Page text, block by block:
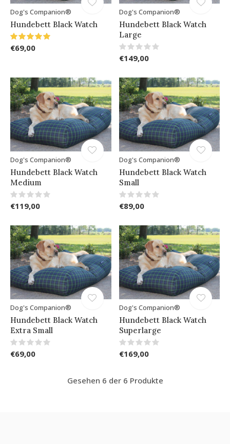
Dog's Companion®
Hundebett Black Watch
€69,00
Dog's Companion®
Hundebett Black Watch
Large
€149,00
Dog's Companion®
Hundebett Black Watch
Medium
€119,00
Dog's Companion®
Hundebett Black Watch
Small
€89,00
Dog's Companion®
Hundebett Black Watch
Extra Small
€69,00
Dog's Companion®
Hundebett Black Watch
Superlarge
€169,00
Gesehen 6 der 6 Produkte